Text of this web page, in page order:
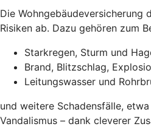
Die Wohngebäudeversicherung
Risiken ab. Dazu gehören zum
Starkregen, Sturm und
Brand, Blitzschlag,
Leitungswasser und
und weitere Schadensfälle,
Vandalismus – dank cleverer